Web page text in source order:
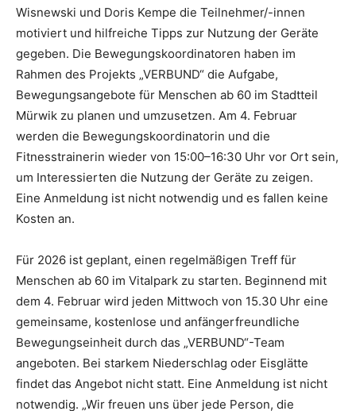
Wisnewski und Doris Kempe die Teilnehmer/-innen
motiviert und hilfreiche Tipps zur Nutzung der Geräte
gegeben. Die Bewegungskoordinatoren haben im
Rahmen des Projekts „VERBUND“ die Aufgabe,
Bewegungsangebote für Menschen ab 60 im Stadtteil
Mürwik zu planen und umzusetzen. Am 4. Februar
werden die Bewegungskoordinatorin und die
Fitnesstrainerin wieder von 15:00–16:30 Uhr vor Ort sein,
um Interessierten die Nutzung der Geräte zu zeigen.
Eine Anmeldung ist nicht notwendig und es fallen keine
Kosten an.
Für 2026 ist geplant, einen regelmäßigen Treff für
Menschen ab 60 im Vitalpark zu starten. Beginnend mit
dem 4. Februar wird jeden Mittwoch von 15.30 Uhr eine
gemeinsame, kostenlose und anfängerfreundliche
Bewegungseinheit durch das „VERBUND“-Team
angeboten. Bei starkem Niederschlag oder Eisglätte
findet das Angebot nicht statt. Eine Anmeldung ist nicht
notwendig. „Wir freuen uns über jede Person, die